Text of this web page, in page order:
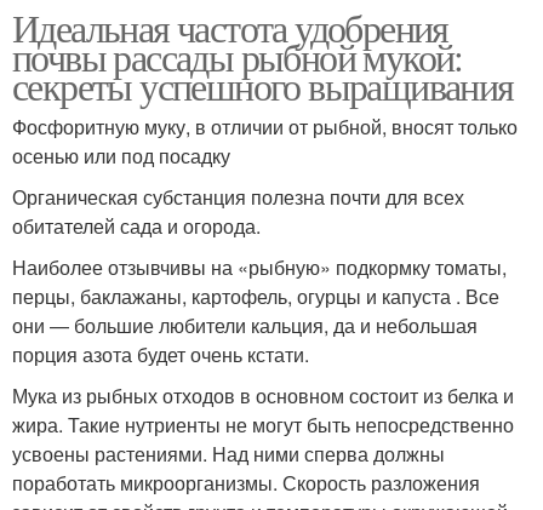
Идеальная частота удобрения
почвы рассады рыбной мукой:
секреты успешного выращивания
Фосфоритную муку, в отличии от рыбной, вносят только
осенью или под посадку
Органическая субстанция полезна почти для всех
обитателей сада и огорода.
Наиболее отзывчивы на «рыбную» подкормку томаты,
перцы, баклажаны, картофель, огурцы и капуста . Все
они — большие любители кальция, да и небольшая
порция азота будет очень кстати.
Мука из рыбных отходов в основном состоит из белка и
жира. Такие нутриенты не могут быть непосредственно
усвоены растениями. Над ними сперва должны
поработать микроорганизмы. Скорость разложения